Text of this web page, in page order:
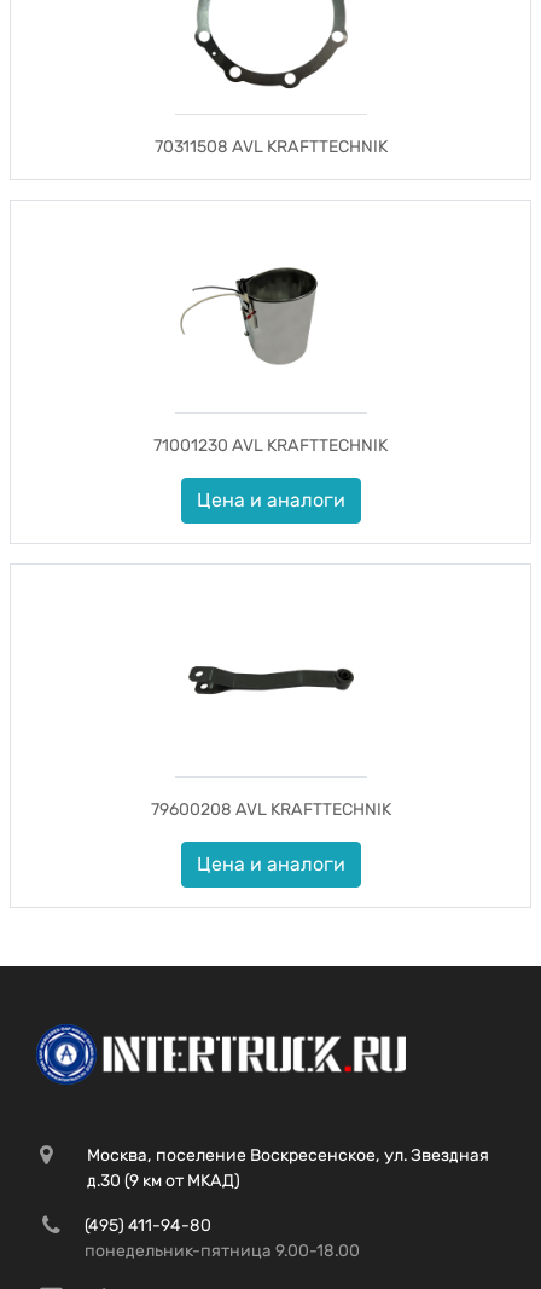
70311508 AVL KRAFTTECHNIK
71001230 AVL KRAFTTECHNIK
Цена и аналоги
79600208 AVL KRAFTTECHNIK
Цена и аналоги
Москва, поселение Воскресенское, ул. Звездная
д.30 (9 км от МКАД)
(495) 411-94-80
понедельник-пятница 9.00-18.00